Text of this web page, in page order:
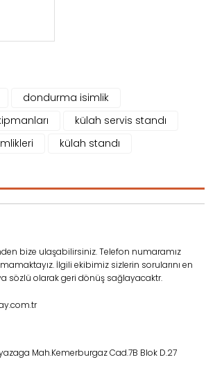
dondurma isimlik
külah servis standı
külah standı
bize ulaşabilirsiniz. Telefon numaramız
İlgili ekibimiz sizlerin sorularını en
sözlü olarak geri dönüş sağlayacaktr.
Mah.Kemerburgaz Cad.7B Blok D.27